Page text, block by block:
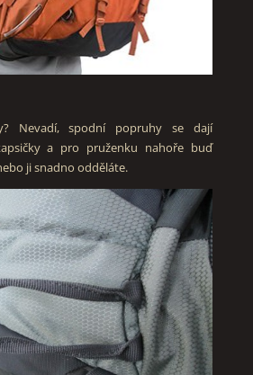
Nevadí, spodní popruhy se dají
a pro pruženku nahoře buď
ji snadno odděláte.